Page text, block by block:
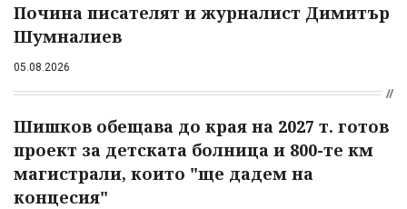
Почина писателят и журналист Димитър
Шумналиев
05.08.2026
Шишков обещава до края на 2027 т. готов
проект за детската болница и 800-те км
магистрали, които "ще дадем на
концесия"